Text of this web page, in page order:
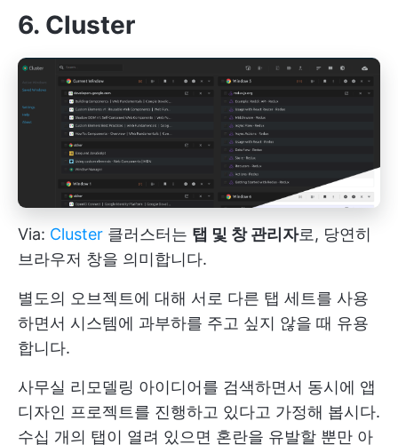
6. Cluster
Via: Cluster 클러스터는 탭 및 창 관리자로, 당연히
브라우저 창을 의미합니다.
별도의 오브젝트에 대해 서로 다른 탭 세트를 사용
하면서 시스템에 과부하를 주고 싶지 않을 때 유용
합니다.
사무실 리모델링 아이디어를 검색하면서 동시에 앱
디자인 프로젝트를 진행하고 있다고 가정해 봅시다.
수십 개의 탭이 열려 있으면 혼란을 유발할 뿐만 아